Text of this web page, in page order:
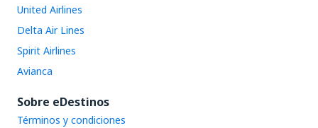
United Airlines
Delta Air Lines
Spirit Airlines
Avianca
Sobre eDestinos
Términos y condiciones